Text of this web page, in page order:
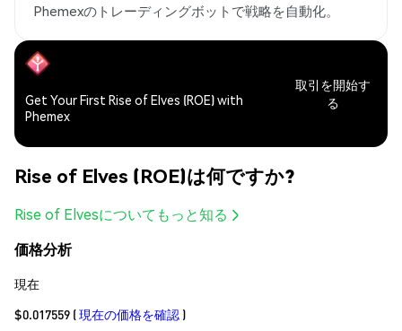
Phemexのトレーディングボットで戦略を自動化。
Get Your First Rise of Elves (ROE) with
Phemex
取引を開始す
る
Rise of Elves (ROE)は何ですか?
Rise of Elvesについてもっと知る
価格分析
現在
$0.017559 (現在の価格を確認 )